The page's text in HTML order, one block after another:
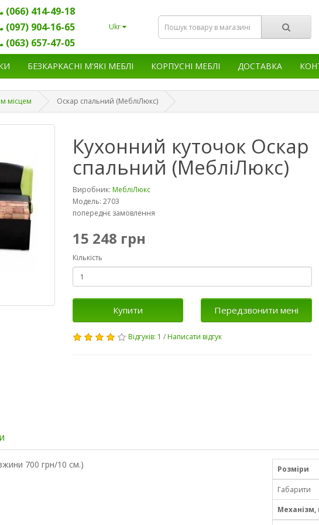
(066) 414-49-18
(097) 904-16-65
(063) 657-47-05
Ukr
БЕЗКАРКАСНІ М'ЯКІ МЕБЛІ КОРПУСНІ МЕБЛІ ДОСТАВКА
місцем Оскар спальний (МебліЛюкс)
Кухонний куточок Оскар
спальний (МебліЛюкс)
Виробник: МебліЛюкс
Модель: 2703
попереднє замовлення
15 248 грн
Кількість
Купити Передзвонити мені
Відгуків: 1 /Написати відгук
700 грн/10 см.)
Розміри
Габарити
Механізм,